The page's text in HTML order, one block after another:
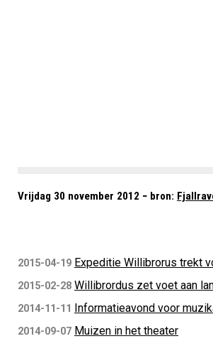
Vrijdag 30 november 2012 − bron:
2015-04-19 Expeditie Willibrorus trekt
2015-02-28 Willibrordus zet voet aan
2014-11-11 Informatieavond voor
2014-09-07 Muizen in het theater